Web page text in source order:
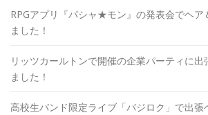
RPGアプリ『パシャ★モン』の発表会でヘア
ました！
リッツカールトンで開催の企業パーティに出
ました！
高校生バンド限定ライブ「バジロク」で出張